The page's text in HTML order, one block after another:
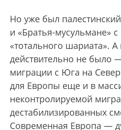
Но уже был
и «Братья-мусульмане»
«тотального шариата».
действительно не было
миграции с Юга на
для Европы еще и в
неконтролируемой
дестабилизированных
Современная Европа —